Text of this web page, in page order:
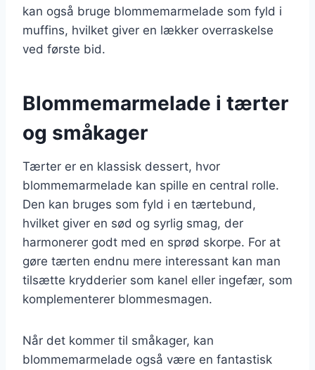
kan også bruge blommemarmelade som fyld i
muffins, hvilket giver en lækker overraskelse
ved første bid.
Blommemarmelade i tærter
og småkager
Tærter er en klassisk dessert, hvor
blommemarmelade kan spille en central rolle.
Den kan bruges som fyld i en tærtebund,
hvilket giver en sød og syrlig smag, der
harmonerer godt med en sprød skorpe. For at
gøre tærten endnu mere interessant kan man
tilsætte krydderier som kanel eller ingefær, som
komplementerer blommesmagen.
Når det kommer til småkager, kan
blommemarmelade også være en fantastisk